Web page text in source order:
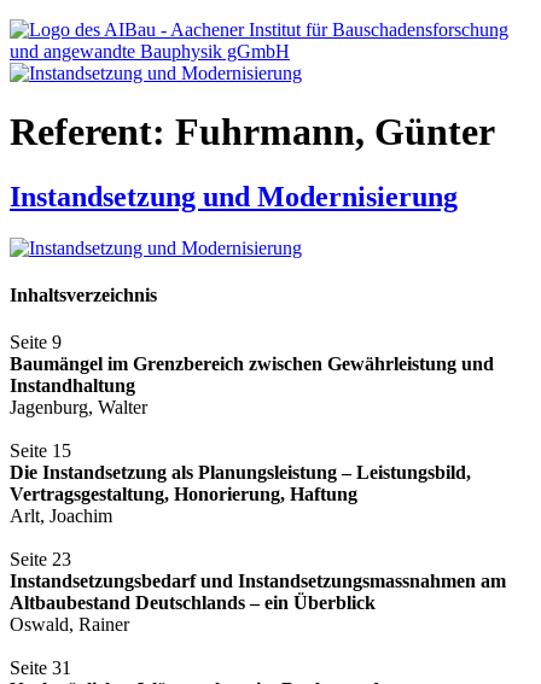
angewandte Bauphysik
Referent: Fuhrmann, Günter
Instandsetzung und Modernisierung
Inhaltsverzeichnis
Seite 9
Baumängel im Grenzbereich zwischen Gewährleistung und
Instandhaltung
Jagenburg, Walter
Seite 15
Die Instandsetzung als Planungsleistung – Leistungsbild,
Vertragsgestaltung, Honorierung, Haftung
Arlt, Joachim
Seite 23
Instandsetzungsbedarf und Instandsetzungsmassnahmen am
Altbaubestand Deutschlands – ein Überblick
Oswald, Rainer
Seite 31